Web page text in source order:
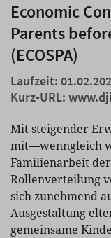
Economic
Parents
(ECOSPA)
Laufzeit:
Kurz-URL:
Mit steigender
mit—wenngleich
Familienarbeit
Rollenverteilung
sich zunehmend
Ausgestaltung
gemeinsame